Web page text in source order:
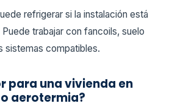
refrigerar si la instalación está
trabajar con fancoils, suelo
sistemas compatibles.
para una vivienda en
aerotermia?